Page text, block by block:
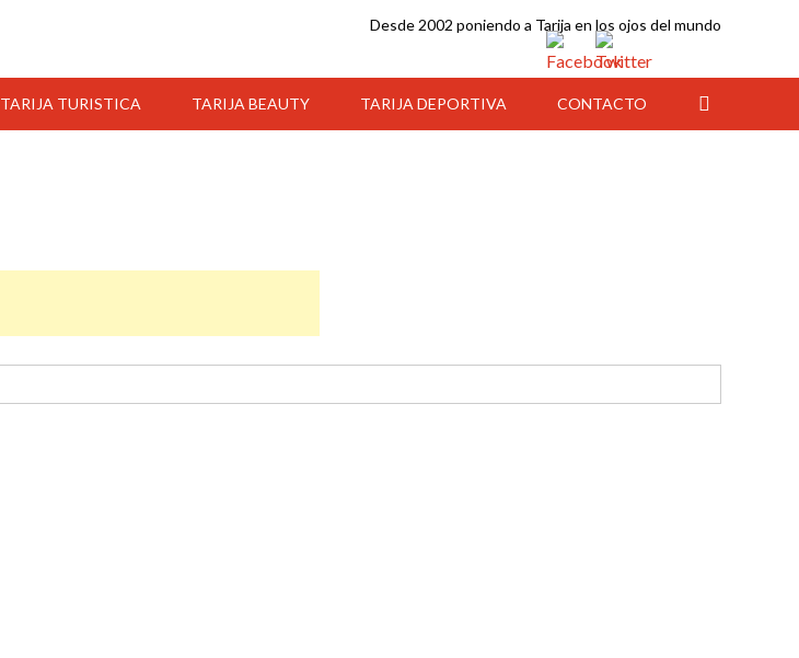
Desde 2002 poniendo a Tarija en los ojos del mundo
TARIJA TURISTICA TARIJA BEAUTY TARIJA DEPORTIVA CONTACTO